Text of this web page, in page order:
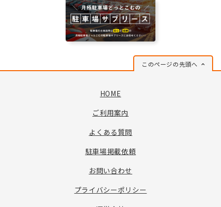
このページの先頭へ
HOME
ご利用案内
よくある質問
駐車場掲載依頼
お問い合わせ
プライバシーポリシー